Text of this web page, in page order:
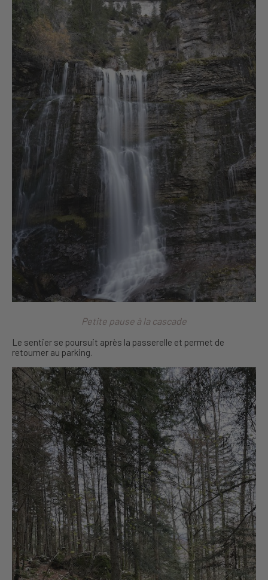
Petite pause à la cascade
Le sentier se poursuit après la passerelle et permet de
retourner au parking.